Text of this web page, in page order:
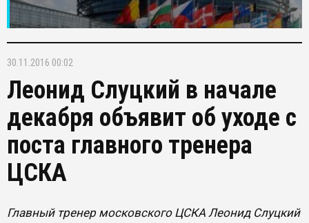
30.11.2016 00:02
Леонид Слуцкий в начале
декабря объявит об уходе с
поста главного тренера
ЦСКА
Главный тренер московского ЦСКА Леонид Слуцкий